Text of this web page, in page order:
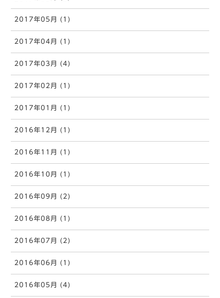
2017年05月 (1)
2017年04月 (1)
2017年03月 (4)
2017年02月 (1)
2017年01月 (1)
2016年12月 (1)
2016年11月 (1)
2016年10月 (1)
2016年09月 (2)
2016年08月 (1)
2016年07月 (2)
2016年06月 (1)
2016年05月 (4)